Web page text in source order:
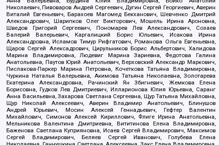
Николаевич, Пивоваров Андрей Сергеевич, Дугин Сергей Георгиевич, Аверин
Виталий Евгеньевич, Барахоев Магомед Бекханович, Шевченко Дмитрий
Александрович, Шарипков Олег Викторович, Мошель Ирина Ароновна,
Шведов Григорий Сергеевич, Пономарев Лев Александрович, Созаев
Валерий Валерьевич, Каргалицкий Борис Юльевич, Исакова Ирина
Александровна, Исламов Тимур Рифгатович, Романова Ольга Евгеньевна,
Щаров Сергей Алексадрович, Цирульников Борис Альбертович, Халидова
Марина Владимировна, Людевиг Марина Зариевна, Федотова Галина
Анатольевна, Паутов Юрий Анатольевич, Верховский Александр Маркович,
Пислакова-Паркер Марина Петровна, Кочеткова Татьяна Владимировна,
Чуркина Наталья Валерьевна, Акимова Татьяна Николаевна, Золотарева
Екатерина Александровна, Рачинский Ян Збигневич, Жемкова Елена
Борисовна, Гудков Лев Дмитриевич, Илларионова Юлия Юрьевна, Саранг
Анна Васильевна, Захарова Светлана Сергеевна, Щур Татьяна Михайловна,
Щур Николай Алексеевич, Аверин Владимир Анатольевич, Блинушов
Андрей Юрьевич, Мосин Алексей Геннадьевич, Гефтер Валентин
Михайлович, Симонов Алексей Кириллович, Флиге Ирина Анатольевна,
Мельникова Валентина Дмитриевна, Вититинова Елена Владимировна,
Баженова Светлана Куприяновна, Исаев Сергей Владимирович, Максимов
Сергей Владимирович, Беляев Сергей Иванович, Голубева Елена